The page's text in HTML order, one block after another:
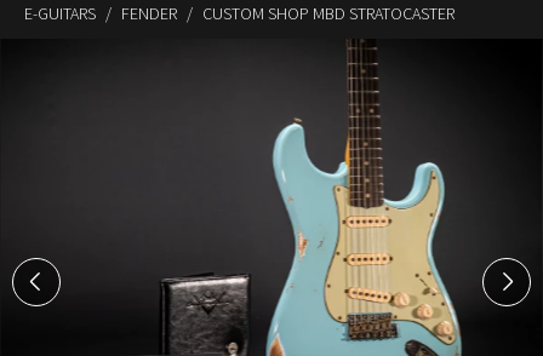
E-GUITARS FENDER CUSTOM SHOP MBD STRATOCASTER